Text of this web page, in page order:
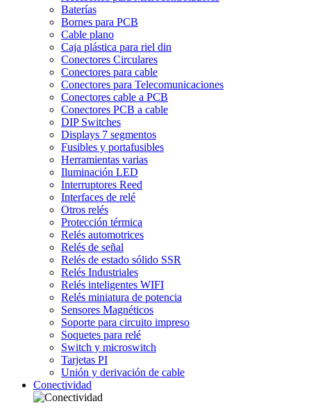
Baterías
Bornes para PCB
Cable plano
Caja plástica para riel din
Conectores Circulares
Conectores para cable
Conectores para Telecomunicaciones
Conectores cable a PCB
Conectores PCB a cable
DIP Switches
Displays 7 segmentos
Fusibles y portafusibles
Herramientas varias
Iluminación LED
Interruptores Reed
Interfaces de relé
Otros relés
Protección térmica
Relés automotrices
Relés de señal
Relés de estado sólido SSR
Relés Industriales
Relés inteligentes WIFI
Relés miniatura de potencia
Sensores Magnéticos
Soporte para circuito impreso
Soquetes para relé
Switch y microswitch
Tarjetas PI
Unión y derivación de cable
Conectividad